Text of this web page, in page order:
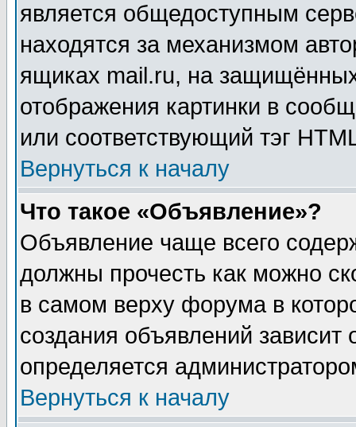
является общедоступным
находятся за механизмом
ящиках mail.ru, на
отображения картинки в
или соответствующий тэг
Вернуться к началу
Что такое «Объявление»?
Объявление чаще всего
должны прочесть как можно
в самом верху форума в
создания объявлений зависит
определяется
Вернуться к началу